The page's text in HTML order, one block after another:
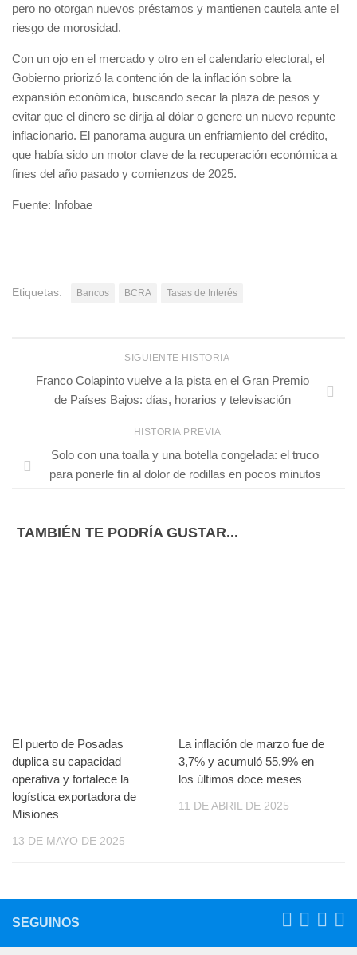
pero no otorgan nuevos préstamos y mantienen cautela ante el
riesgo de morosidad.
Con un ojo en el mercado y otro en el calendario electoral, el
Gobierno priorizó la contención de la inflación sobre la
expansión económica, buscando secar la plaza de pesos y
evitar que el dinero se dirija al dólar o genere un nuevo repunte
inflacionario. El panorama augura un enfriamiento del crédito,
que había sido un motor clave de la recuperación económica a
fines del año pasado y comienzos de 2025.
Fuente: Infobae
Etiquetas: Bancos BCRA Tasas de Interés
SIGUIENTE HISTORIA
Franco Colapinto vuelve a la pista en el Gran Premio
de Países Bajos: días, horarios y televisación
HISTORIA PREVIA
Solo con una toalla y una botella congelada: el truco
para ponerle fin al dolor de rodillas en pocos minutos
TAMBIÉN TE PODRÍA GUSTAR...
El puerto de Posadas
duplica su capacidad
operativa y fortalece la
logística exportadora de
Misiones
13 DE MAYO DE 2025
La inflación de marzo fue de
3,7% y acumuló 55,9% en
los últimos doce meses
11 DE ABRIL DE 2025
SEGUINOS